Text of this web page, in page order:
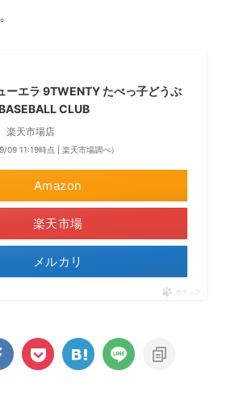
ーエラ 9TWENTY たべっ子どうぶ
CLUB
楽天市場店
09 11:19時点 | 楽天市場調べ）
Amazon
楽天市場
メルカリ
ポチップ